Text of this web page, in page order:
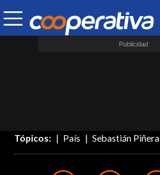
Tópicos: País Sebastián Piñera